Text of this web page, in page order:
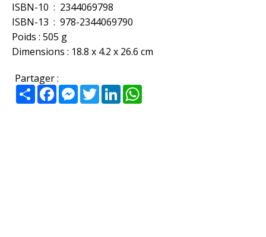
ISBN-10 ‏ : ‎ 2344069798
ISBN-13 ‏ : ‎ 978-2344069790
Poids : ‎505 g
Dimensions‏ : ‎18.8 x 4.2 x 26.6 cm
Partager :
PartagerFacebookMessenger
TwitterLinkedIn